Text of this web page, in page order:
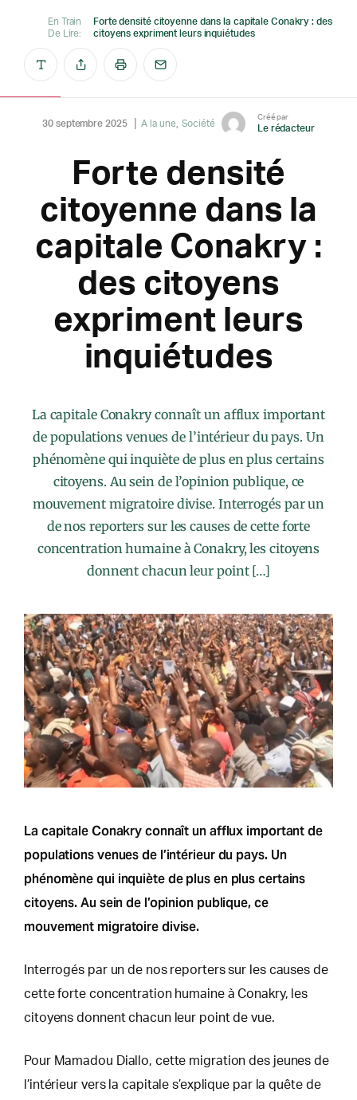
En Train
De Lire:
Forte densité citoyenne dans la capitale Conakry : des
citoyens expriment leurs inquiétudes
30 septembre 2025 A la une Société
Créé par
Le rédacteur
Forte densité
citoyenne dans la
capitale Conakry :
des citoyens
expriment leurs
inquiétudes
La capitale Conakry connaît un afflux important
de populations venues de l’intérieur du pays. Un
phénomène qui inquiète de plus en plus certains
citoyens. Au sein de l’opinion publique, ce
mouvement migratoire divise. Interrogés par un
de nos reporters sur les causes de cette forte
concentration humaine à Conakry, les citoyens
donnent chacun leur point […]
La capitale Conakry connaît un afflux important de
populations venues de l’intérieur du pays. Un
phénomène qui inquiète de plus en plus certains
citoyens. Au sein de l’opinion publique, ce
mouvement migratoire divise.
Interrogés par un de nos reporters sur les causes de
cette forte concentration humaine à Conakry, les
citoyens donnent chacun leur point de vue.
Pour Mamadou Diallo, cette migration des jeunes de
l’intérieur vers la capitale s’explique par la quête de